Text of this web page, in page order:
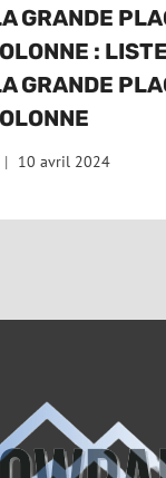
GRANDE
:
GRANDE
10 avril 2024